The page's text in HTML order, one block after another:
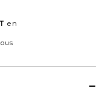
en